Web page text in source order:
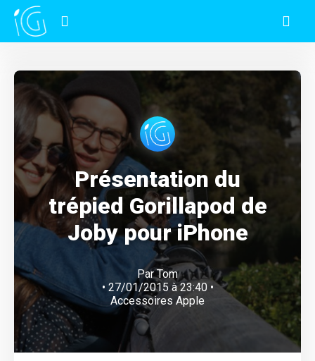
Présentation du
trépied Gorillapod de
Joby pour iPhone
ParTom
• 27/01/2015 à 23:40 •
Accessoires Apple